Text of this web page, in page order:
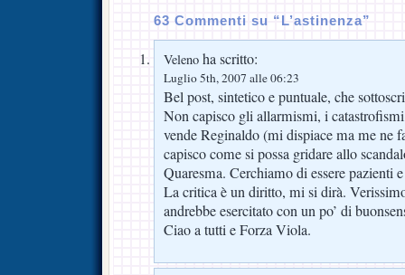
63 Commenti su “L’astinenza”
Veleno ha scritto:
Luglio 5th, 2007 alle 06:23
Bel post, sintetico e puntuale, che
Non capisco gli allarmismi, i
vende Reginaldo (mi dispiace ma me ne
capisco come si possa gridare allo
Quaresma. Cerchiamo di essere pazienti
La critica è un diritto, mi si dirà.
andrebbe esercitato con un po’ di
Ciao a tutti e Forza Viola.